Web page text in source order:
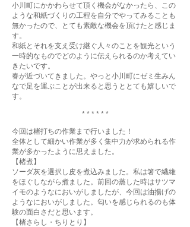
小川町にかかわらせて頂く機会がなかったら、この
ような和紙づくりの工程を自分でやってみることも
無かったので、とても素敵な機会を頂けたと感じま
す。
和紙とそれを支え受け継ぐ人々のことを観光という
一時的なものでどのように伝えられるのか考えてい
きたいです。
春が近づいてきました。やっと小川町にゼミ生みん
なで足を運ぶことが出来ると思うととても嬉しいで
す。
* * * * * *
今回は楮打ちの作業まで行いました！
全体として細かい作業が多く集中力が求められる作
業が多かったように思えました。
【楮煮】
ソーダ灰を選択し皮を煮込みました。私は箸で繊維
をほぐしながら煮ました。前回の蒸した時はサツマ
イモのようなにおいがしましたが、今回は油揚げの
ようなにおいがしました。匂いを感じられるのも体
験の面白さだと思います。
【楮さらし・ちりとり】